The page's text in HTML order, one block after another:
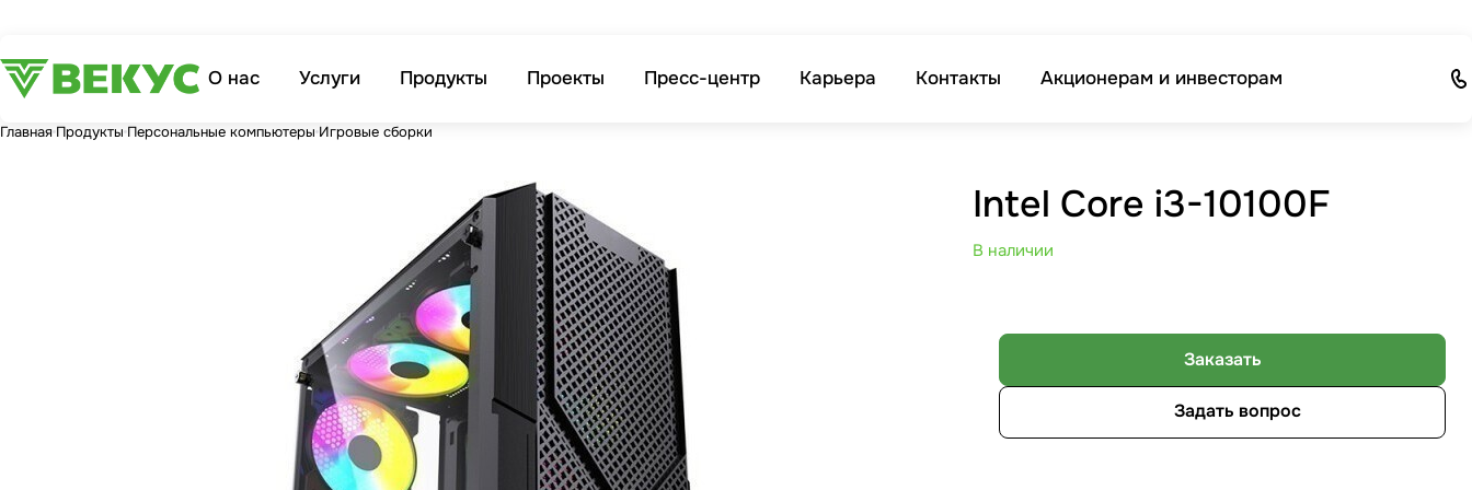
О нас Услуги Продукты Проекты Пресс-центр Карьера Контакты Акционерам и инвесторам
Главная Продукты Персональные компьютеры Игровые сборки
Intel Core i3-10100F
В наличии
Заказать
Задать вопрос